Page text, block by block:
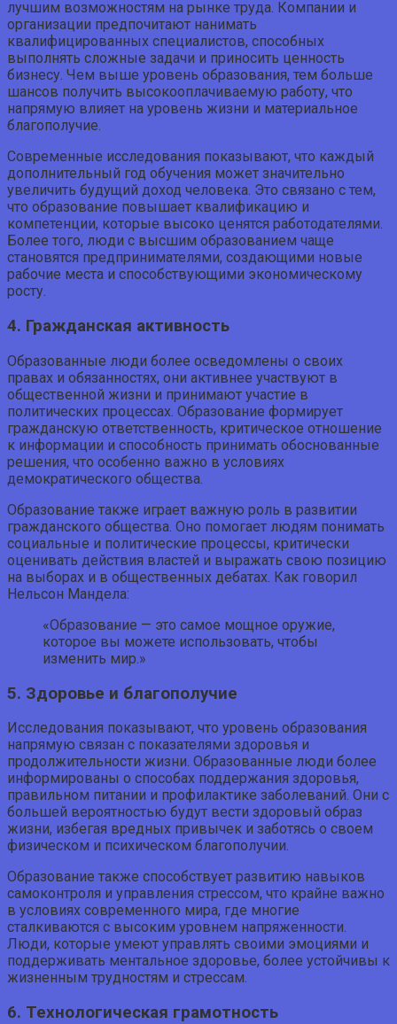
лучшим возможностям на рынке труда. Компании и
организации предпочитают нанимать
квалифицированных специалистов, способных
выполнять сложные задачи и приносить ценность
бизнесу. Чем выше уровень образования, тем больше
шансов получить высокооплачиваемую работу, что
напрямую влияет на уровень жизни и материальное
благополучие.
Современные исследования показывают, что каждый
дополнительный год обучения может значительно
увеличить будущий доход человека. Это связано с тем,
что образование повышает квалификацию и
компетенции, которые высоко ценятся работодателями.
Более того, люди с высшим образованием чаще
становятся предпринимателями, создающими новые
рабочие места и способствующими экономическому
росту.
4. Гражданская активность
Образованные люди более осведомлены о своих
правах и обязанностях, они активнее участвуют в
общественной жизни и принимают участие в
политических процессах. Образование формирует
гражданскую ответственность, критическое отношение
к информации и способность принимать обоснованные
решения, что особенно важно в условиях
демократического общества.
Образование также играет важную роль в развитии
гражданского общества. Оно помогает людям понимать
социальные и политические процессы, критически
оценивать действия властей и выражать свою позицию
на выборах и в общественных дебатах. Как говорил
Нельсон Мандела:
«Образование — это самое мощное оружие,
которое вы можете использовать, чтобы
изменить мир.»
5. Здоровье и благополучие
Исследования показывают, что уровень образования
напрямую связан с показателями здоровья и
продолжительности жизни. Образованные люди более
информированы о способах поддержания здоровья,
правильном питании и профилактике заболеваний. Они с
большей вероятностью будут вести здоровый образ
жизни, избегая вредных привычек и заботясь о своем
физическом и психическом благополучии.
Образование также способствует развитию навыков
самоконтроля и управления стрессом, что крайне важно
в условиях современного мира, где многие
сталкиваются с высоким уровнем напряженности.
Люди, которые умеют управлять своими эмоциями и
поддерживать ментальное здоровье, более устойчивы к
жизненным трудностям и стрессам.
6. Технологическая грамотность